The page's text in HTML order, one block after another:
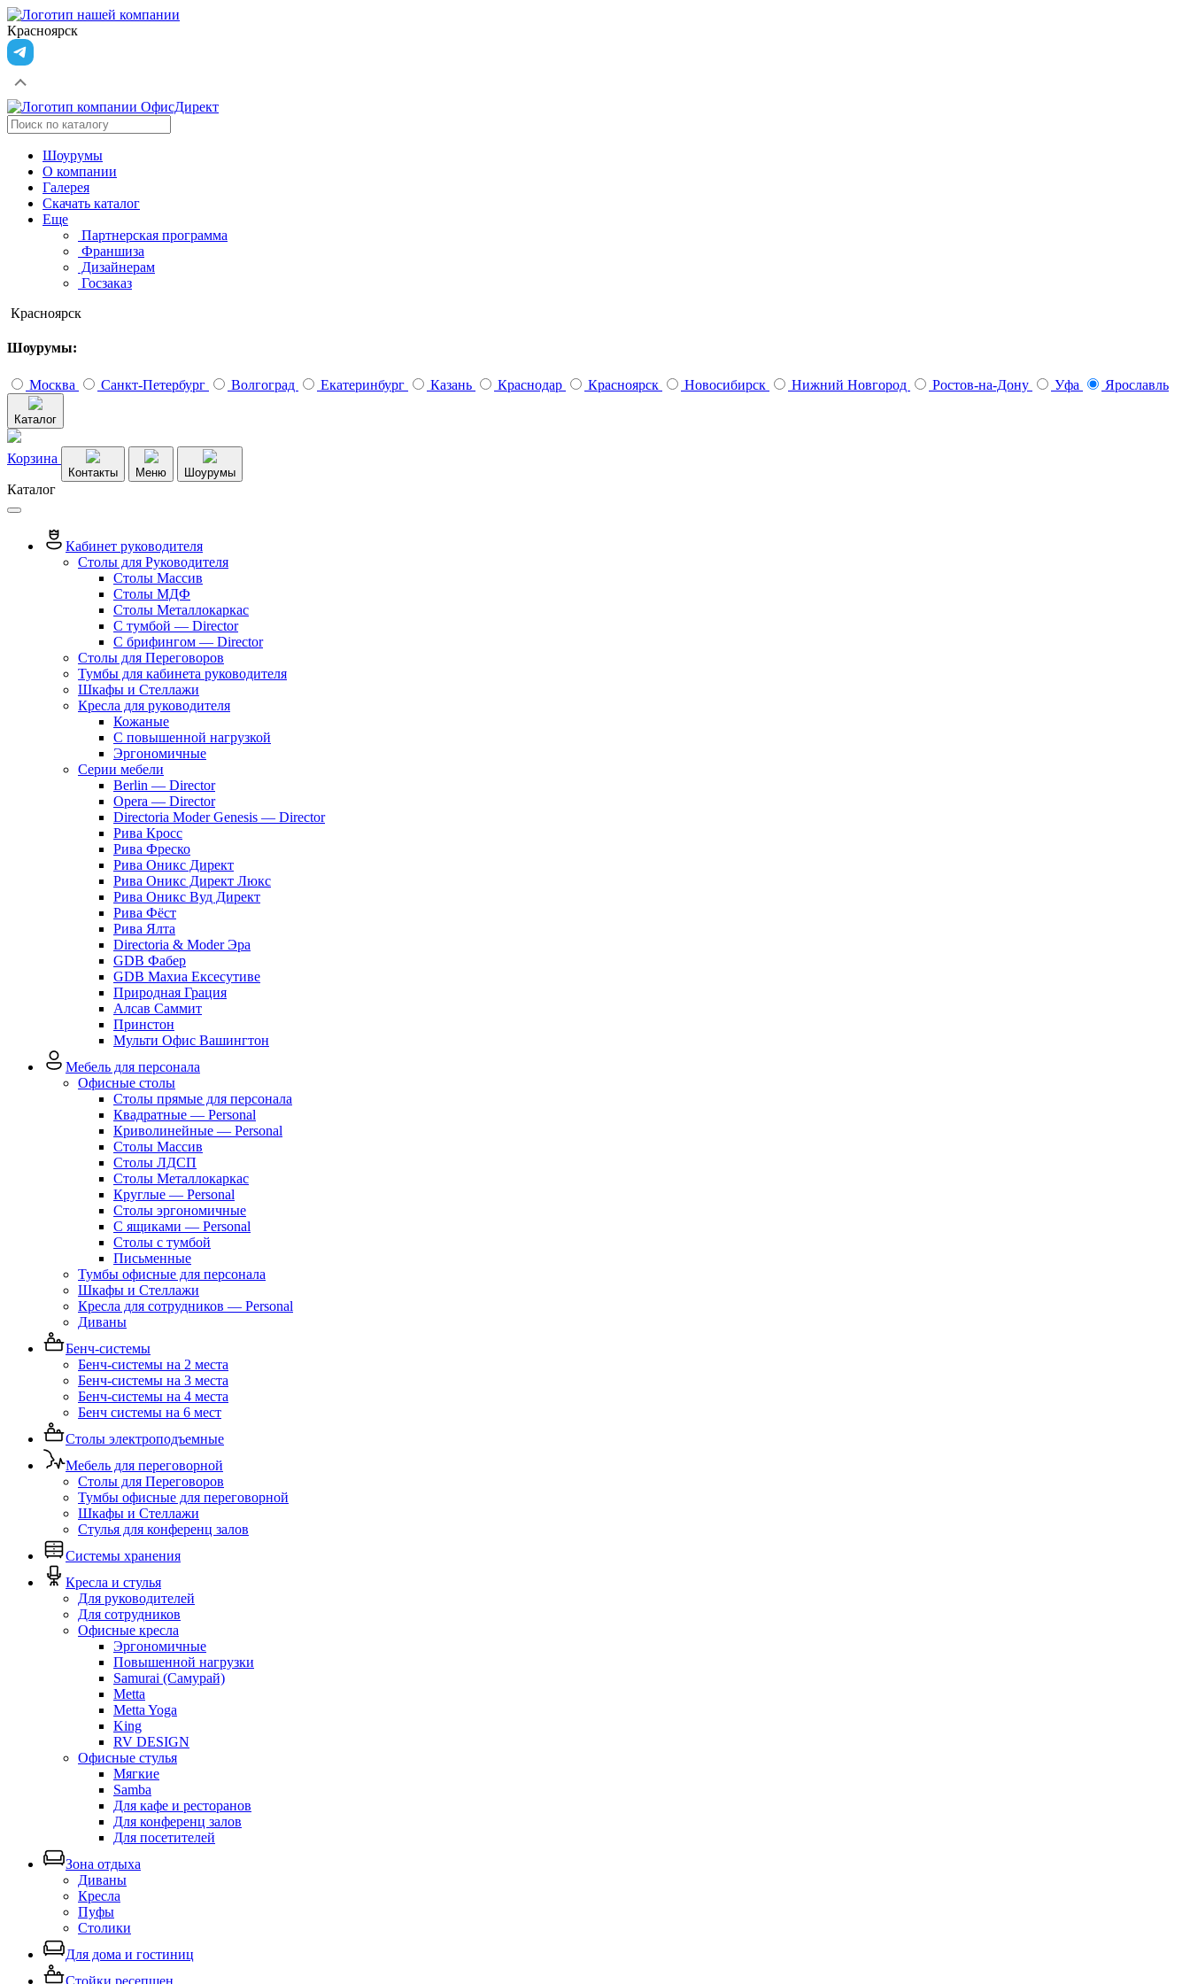
Красноярск
Шоурумы
О компании
Галерея
Скачать каталог
Еще
Партнерская программа
Франшиза
Дизайнерам
Госзаказ
Красноярск
Шоурумы:
Москва Санкт-Петербург Волгоград Екатеринбург Казань Краснодар Красноярск Новосибирск Нижний Новгород Ростов-на-Дону Уфа Ярославль
Каталог
Корзина
Контакты Меню Шоурумы
Каталог
Кабинет руководителя
Столы для Руководителя
Столы Массив
Столы МДФ
Столы Металлокаркас
С тумбой — Director
C брифингом — Director
Столы для Переговоров
Тумбы для кабинета руководителя
Шкафы и Стеллажи
Кресла для руководителя
Кожаные
С повышенной нагрузкой
Эргономичные
Серии мебели
Berlin — Director
Opera — Director
Directoria Moder Genesis — Director
Рива Кросс
Рива Фреско
Рива Оникс Директ
Рива Оникс Директ Люкс
Рива Оникс Вуд Директ
Рива Фёст
Рива Ялта
Directoria & Moder Эра
GDB Фабер
GDB Махиа Ексесутиве
Природная Грация
Алсав Саммит
Принстон
Мульти Офис Вашингтон
Мебель для персонала
Офисные столы
Столы прямые для персонала
Квадратные — Personal
Криволинейные — Personal
Столы Массив
Столы ЛДСП
Столы Металлокаркас
Круглые — Personal
Столы эргономичные
С ящиками — Personal
Столы с тумбой
Письменные
Тумбы офисные для персонала
Шкафы и Стеллажи
Кресла для сотрудников — Personal
Диваны
Бенч-системы
Бенч-системы на 2 места
Бенч-системы на 3 места
Бенч-системы на 4 места
Бенч системы на 6 мест
Столы электроподъемные
Мебель для переговорной
Столы для Переговоров
Тумбы офисные для переговорной
Шкафы и Стеллажи
Стулья для конференц залов
Системы хранения
Кресла и стулья
Для руководителей
Для сотрудников
Офисные кресла
Эргономичные
Повышенной нагрузки
Samurai (Самурай)
Metta
Metta Yoga
King
RV DESIGN
Офисные стулья
Мягкие
Samba
Для кафе и ресторанов
Для конференц залов
Для посетителей
Зона отдыха
Диваны
Кресла
Пуфы
Столики
Для дома и гостиниц
Стойки ресепшен